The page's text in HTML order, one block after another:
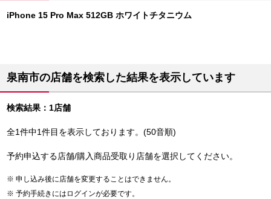
iPhone 15 Pro Max 512GB ホワイトチタニウム
泉南市の店舗を検索した結果を表示しています
検索結果：1店舗
全1件中1件目を表示しております。(50音順)
予約申込する店舗/購入商品受取り店舗を選択してください。
申し込み後に店舗を変更することはできません。
予約手続きにはログインが必要です。